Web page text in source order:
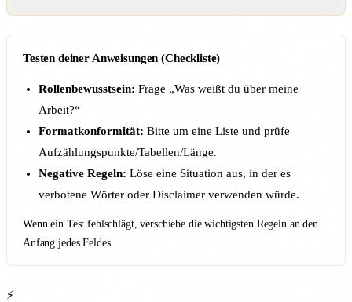
Testen deiner Anweisungen (Checkliste)
Rollenbewusstsein: Frage „Was weißt du über meine
Arbeit?“
Formatkonformität: Bitte um eine Liste und prüfe
Aufzählungspunkte/Tabellen/Länge.
Negative Regeln: Löse eine Situation aus, in der es
verbotene Wörter oder Disclaimer verwenden würde.
Wenn ein Test fehlschlägt, verschiebe die wichtigsten Regeln an den
Anfang jedes Feldes.
⚡